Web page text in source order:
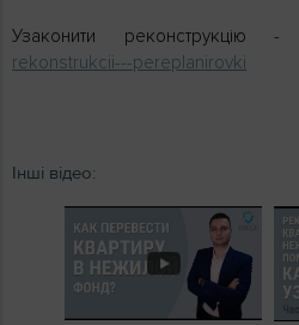
Узаконити реконструкцію -
rekonstrukcii---pereplanirovki
Інші відео: